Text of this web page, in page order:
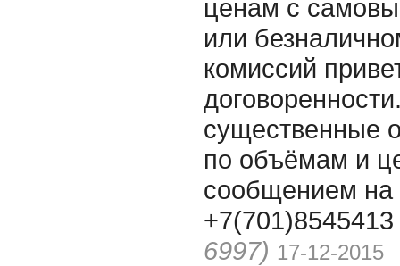
ценам с
или
комиссий
существенные
по объёмам и
сообщением на
6997) 17-12-2015